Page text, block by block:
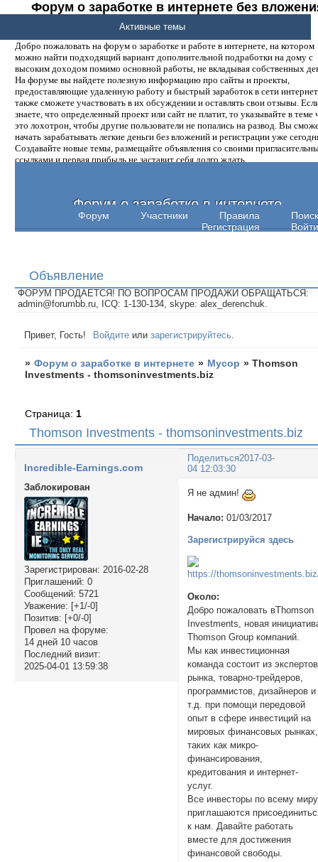
Форум о заработке в интернете без
денег.
Добро пожаловать на форум о заработке и работе в интернете, на котором
можно найти подходящий вариант дополнительной подработки на дому с
высоким доходом помимо основной работы, не вкладывая собственных
На форуме вы найдете полезную информацию про сайты и проекты,
предоставляющие удаленную работу и быстрый заработок в сети
также сможете участвовать в их обсуждении и оставлять свои отзывы.
знаете, что определенный проект или сайт не платит, то указывайте в теме
это лохотрон, чтобы другие пользователи не попались на развод. Вы
начать зарабатывать легкие деньги без вложений и регистрации уже
Создавайте новые темы, размещайте объявления со своими
ссылками и первая прибыль не заставит себя долго ждать.
Форум о заработке в интернете
Форум Участники Правила
Поиск
Регистрация
Войти
Активные темы
Объявление
ФОРУМ ПРОДАЕТСЯ! ПО ВОПРОСАМ ПРОДАЖИ ОБРАЩАТЬСЯ:
admin@forumbb.ru, ICQ: 1-130-134, skype: alex_derenchuk.
Привет, Гость! Войдите илизарегистрируйтесь
» Форум о заработке в интернете » Мусор »Thomson
Investments - thomsoninvestments.biz
Thomson Investments - thomsoninvestments.biz
Страница: 1
Поделиться2017-03-
04 12:03:30
Incredible-Earnings.com
Заблокирован
Зарегистрирован: 2016-02-28
Приглашений: 0
Сообщений: 5721
Уважение: [+1/-0]
Позитив: [+0/-0]
Провел на форуме:
14 дней 10 часов
Последний визит:
2025-04-01 13:59:38
Я не админ!
Начало: 01/03/2017
Зарегистрируйся здесь
Около:
Добро пожаловать вThomson
Investments, новая
Thomson Group компаний.
Мы как инвестиционная
команда состоит из экспертов
рынка, товарно-трейдеров,
программистов, дизайнеров и
т.д. при помощи передовой
опыт в сфере инвестиций на
мировых финансовых рынках,
таких как микро-
финансирования,
кредитования и интернет-
услуг.
Все инвесторы по всему миру
приглашаются
к нам. Давайте работать
вместе для достижения
финансовой свободы.